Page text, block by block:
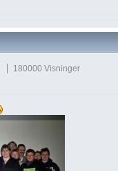
180000 Visninger